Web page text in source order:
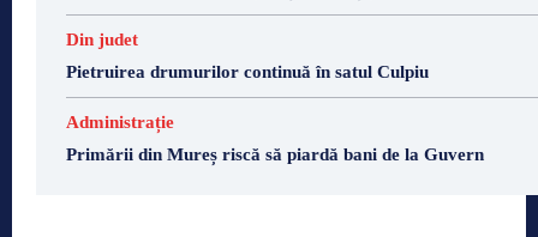
Din judet
Pietruirea drumurilor continuă în satul Culpiu
Administrație
Primării din Mureș riscă să piardă bani de la Guvern